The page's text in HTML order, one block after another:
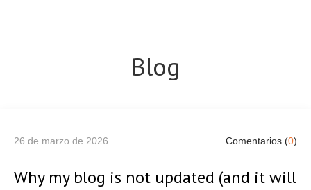
Blog
26 de marzo de 2026 Comentarios (0)
Why my blog is not updated (and it will